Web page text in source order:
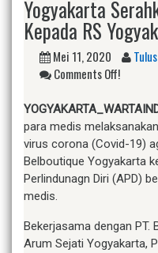
Yogyakarta
Kepada RS
Mei 11, 2020
Comments Off!
para medis
virus corona (Covid-19)
Belboutique Yogyakarta
Perlindunagn Diri (APD)
medis.
Bekerjasama dengan PT.
Arum Sejati Yogyakarta,